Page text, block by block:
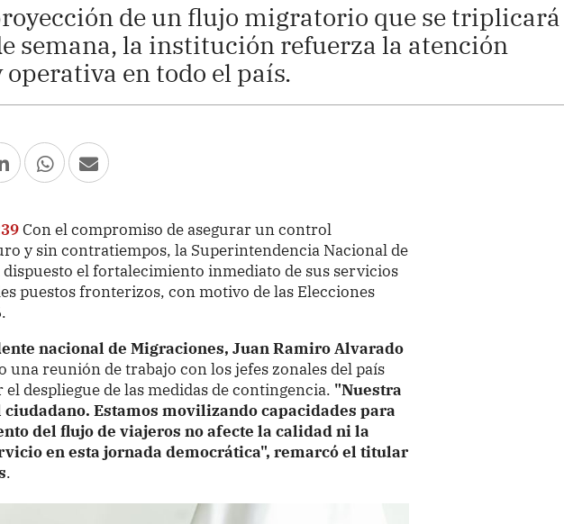
de un flujo migratorio que se triplicará
semana, la institución refuerza la atención
operativa en todo el país.
Con el compromiso de asegurar un control
y sin contratiempos, la Superintendencia Nacional de
el fortalecimiento inmediato de sus servicios
puestos fronterizos, con motivo de las Elecciones
nacional de Migraciones, Juan Ramiro Alvarado
una reunión de trabajo con los jefes zonales del país
despliegue de las medidas de contingencia. "Nuestra
Estamos movilizando capacidades para
del flujo de viajeros no afecte la calidad ni la
en esta jornada democrática", remarcó el titular
.